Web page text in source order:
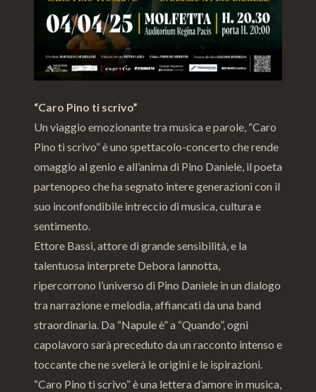
“Caro Pino ti scrivo”
Un viaggio emozionante tra musica e parole, “Caro
Pino ti scrivo” è uno spettacolo-concerto che rende
omaggio al genio e all’anima di Pino Daniele, il poeta
partenopeo che ha segnato intere generazioni con il
suo inconfondibile intreccio di musica, cultura e
sentimento.
Ettore Bassi, attore di grande sensibilità, e la
talentuosa interprete Debora Iannotta,
ripercorrono l’universo di Pino Daniele in un dialogo
tra narrazione e melodia, affiancati da una band
straordinaria. Da “Napule è” a “Quando”, ogni
capolavoro sarà preceduto da un racconto intenso e
toccante che ne svelerà le origini e le ispirazioni.
“Caro Pino ti scrivo” è una lettera d’amore in musica,